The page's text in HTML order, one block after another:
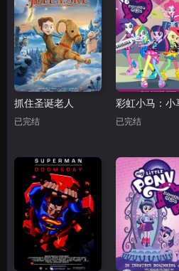
抓住圣诞老人
已完结 已完结